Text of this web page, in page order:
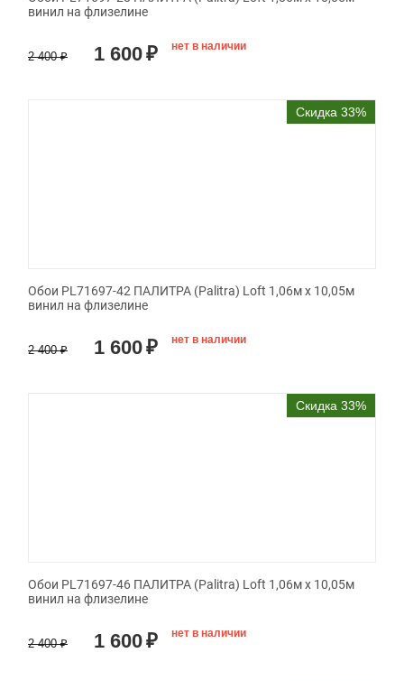
винил на флизелине
2 400 ₽ 1 600₽ нет в наличии
Скидка 33%
Обои PL71697-42 ПАЛИТРА (Palitra) Loft 1,06м х 10,05м
винил на флизелине
2 400 ₽ 1 600₽ нет в наличии
Скидка 33%
Обои PL71697-46 ПАЛИТРА (Palitra) Loft 1,06м х 10,05м
винил на флизелине
2 400 ₽ 1 600₽ нет в наличии